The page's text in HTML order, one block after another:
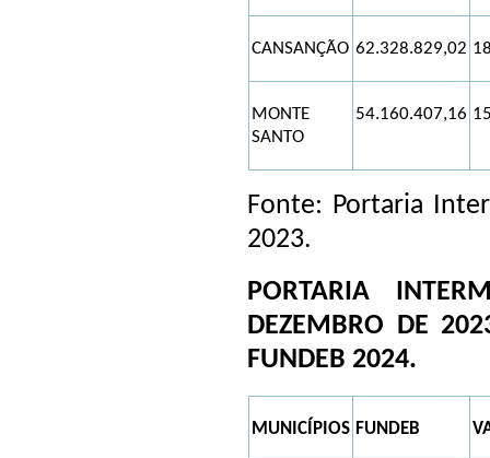
CANSANÇÃO 62.328.829,02
MONTE
SANTO
54.160.407,16
Fonte: Portaria
2023.
PORTARIA
DEZEMBRO DE
FUNDEB 2024.
MUNICÍPIOS FUNDEB